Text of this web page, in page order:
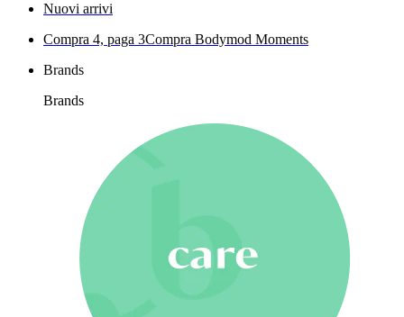
Nuovi arrivi
Compra 4, paga 3Compra Bodymod Moments
Brands
Brands